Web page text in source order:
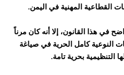
القطاعية المهنية في اليمن.
في هذا القانون، إلا أنه كان مرناً
النوعية كامل الحرية في صياغة
التنظيمية بحرية تامة.